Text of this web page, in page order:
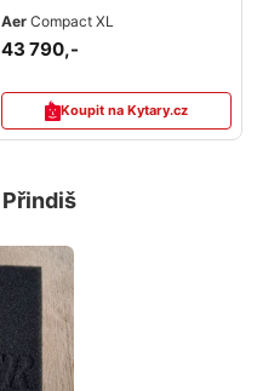
Aer Compact XL
43 790,-
Koupit na Kytary.cz
Přindiš